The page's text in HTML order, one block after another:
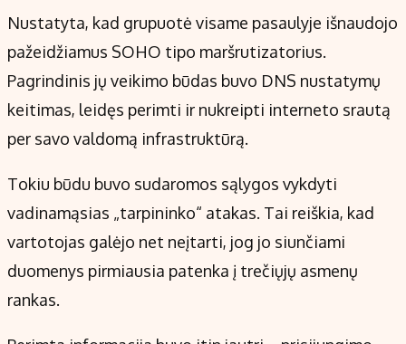
Nustatyta, kad grupuotė visame pasaulyje išnaudojo
pažeidžiamus SOHO tipo maršrutizatorius.
Pagrindinis jų veikimo būdas buvo DNS nustatymų
keitimas, leidęs perimti ir nukreipti interneto srautą
per savo valdomą infrastruktūrą.
Tokiu būdu buvo sudaromos sąlygos vykdyti
vadinamąsias „tarpininko“ atakas. Tai reiškia, kad
vartotojas galėjo net neįtarti, jog jo siunčiami
duomenys pirmiausia patenka į trečiųjų asmenų
rankas.